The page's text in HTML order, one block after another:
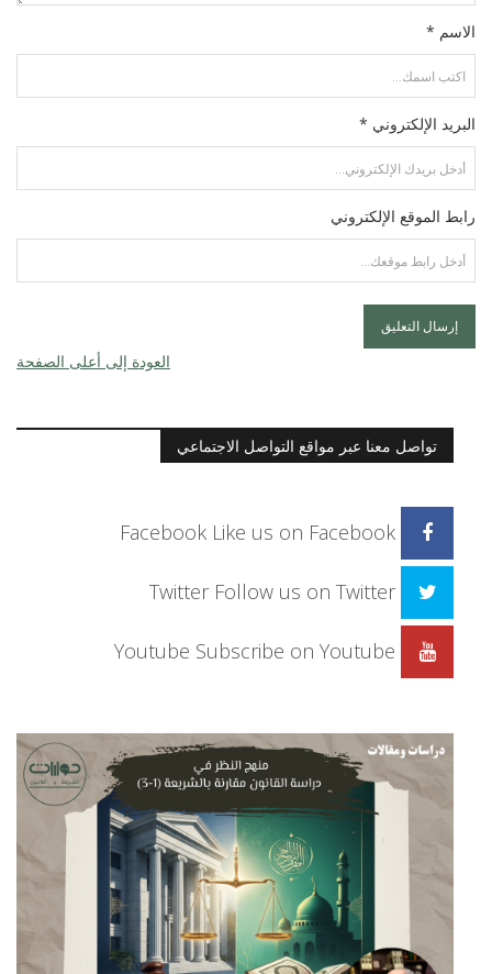
الاسم *
البريد الإلكتروني *
رابط الموقع الإلكتروني
العودة إلى أعلى الصفحة
تواصل معنا عبر مواقع التواصل الاجتماعي
Facebook Like us on Facebook
Twitter Follow us on Twitter
Youtube Subscribe on Youtube